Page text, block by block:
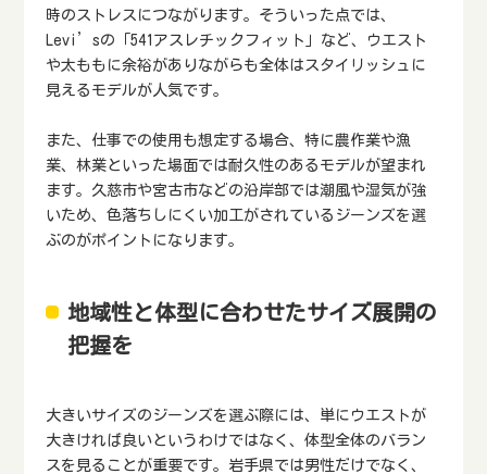
時のストレスにつながります。そういった点では、
Levi’sの「541アスレチックフィット」など、ウエスト
や太ももに余裕がありながらも全体はスタイリッシュに
見えるモデルが人気です。
また、仕事での使用も想定する場合、特に農作業や漁
業、林業といった場面では耐久性のあるモデルが望まれ
ます。久慈市や宮古市などの沿岸部では潮風や湿気が強
いため、色落ちしにくい加工がされているジーンズを選
ぶのがポイントになります。
地域性と体型に合わせたサイズ展開の
把握を
大きいサイズのジーンズを選ぶ際には、単にウエストが
大きければ良いというわけではなく、体型全体のバラン
スを見ることが重要です。岩手県では男性だけでなく、